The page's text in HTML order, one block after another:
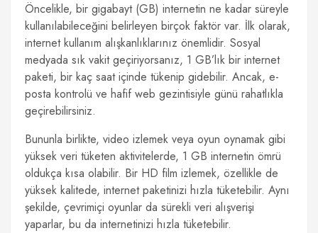
Öncelikle, bir gigabayt (GB) internetin ne kadar süreyle
kullanılabileceğini belirleyen birçok faktör var. İlk olarak,
internet kullanım alışkanlıklarınız önemlidir. Sosyal
medyada sık vakit geçiriyorsanız, 1 GB’lık bir internet
paketi, bir kaç saat içinde tükenip gidebilir. Ancak, e-
posta kontrolü ve hafif web gezintisiyle günü rahatlıkla
geçirebilirsiniz.
Bununla birlikte, video izlemek veya oyun oynamak gibi
yüksek veri tüketen aktivitelerde, 1 GB internetin ömrü
oldukça kısa olabilir. Bir HD film izlemek, özellikle de
yüksek kalitede, internet paketinizi hızla tüketebilir. Aynı
şekilde, çevrimiçi oyunlar da sürekli veri alışverişi
yaparlar, bu da internetinizi hızla tüketebilir.